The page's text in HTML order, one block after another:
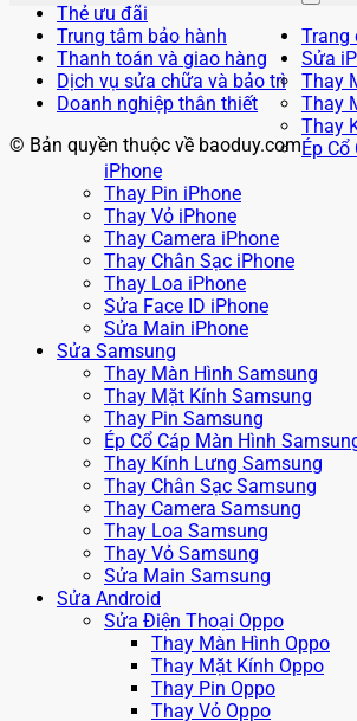
Thẻ ưu đãi
Trung tâm bảo hành
Thanh toán và giao hàng
Dịch vụ sửa chữa và bảo trì
Doanh nghiệp thân thiết
© Bản quyền thuộc về baoduy.com
Trang
Sửa
Thay
Thay
Thay
Ép
iPhone
Thay Pin iPhone
Thay Vỏ iPhone
Thay Camera iPhone
Thay Chân Sạc iPhone
Thay Loa iPhone
Sửa Face ID iPhone
Sửa Main iPhone
Sửa Samsung
Thay Màn Hình Samsung
Thay Mặt Kính Samsung
Thay Pin Samsung
Ép Cổ Cáp Màn Hình
Thay Kính Lưng Samsung
Thay Chân Sạc Samsung
Thay Camera Samsung
Thay Loa Samsung
Thay Vỏ Samsung
Sửa Main Samsung
Sửa Android
Sửa Điện Thoại Oppo
Thay Màn Hình Oppo
Thay Mặt Kính Oppo
Thay Pin Oppo
Thay Vỏ Oppo